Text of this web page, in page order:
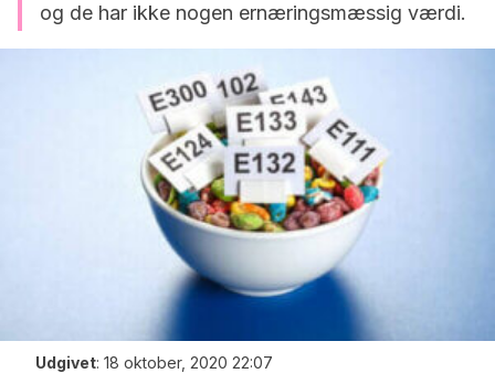
og de har ikke nogen ernæringsmæssig værdi.
Udgivet: 18 oktober, 2020 22:07